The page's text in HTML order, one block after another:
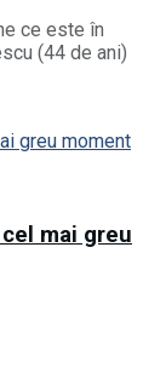
ce este în
(44 de ani)
mai greu